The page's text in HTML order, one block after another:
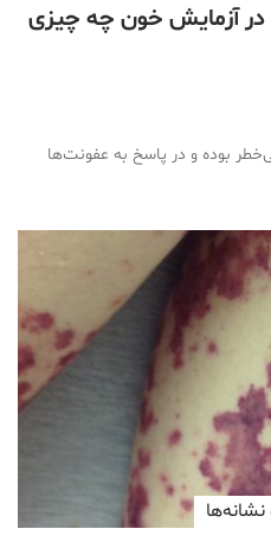
در آزمایش خون چه چیزی
بوده و در پاسخ به عفونت‌ها
نشانه‌ها